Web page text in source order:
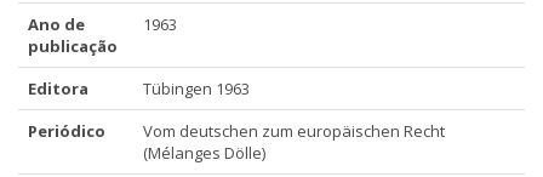
Ano de
publicação
1963
Editora
Tübingen 1963
Periódico
Vom deutschen zum europäischen Recht
(Mélanges Dölle)